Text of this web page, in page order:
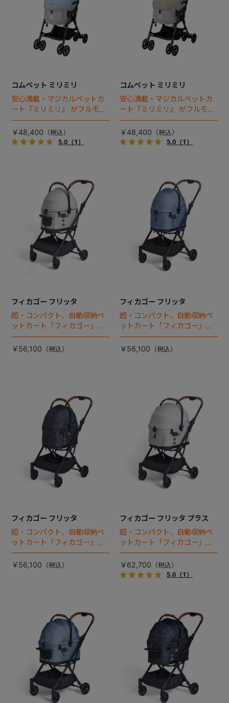
コムペット ミリミリ
安心満載・マジカルペットカ
ート『ミリミリ』 がフルモデ
ルチェンジ。 新機能「マジカ
ルフォールディング」搭載
￥48,400
5.0（1）
コムペット ミリミリ
安心満載・マジカルペットカ
ート『ミリミリ』 がフルモデ
ルチェンジ。 新機能「マジカ
ルフォールディング」搭載
￥48,400
5.0（1）
フィカゴー フリッタ
超・コンパクト、自動収納ペ
ットカート「フィカゴー」に
キャビン着脱タイプが新登
場！
￥56,100
フィカゴー フリッタ
超・コンパクト、自動収納ペ
ットカート「フィカゴー」に
キャビン着脱タイプが新登
場！
￥56,100
フィカゴー フリッタ
超・コンパクト、自動収納ペ
ットカート「フィカゴー」に
キャビン着脱タイプが新登
場！
￥56,100
フィカゴー フリッタ プラス
超・コンパクト、自動収納ペ
ットカート「フィカゴー」に
キャビン着脱タイプが新登
場！
￥62,700
5.0（1）